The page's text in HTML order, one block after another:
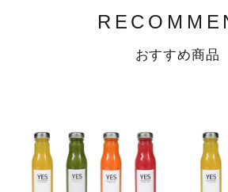
おすすめ商品